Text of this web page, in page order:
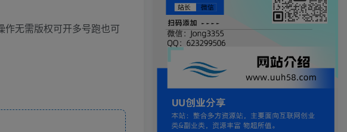
作无需版权可开多号跑也可